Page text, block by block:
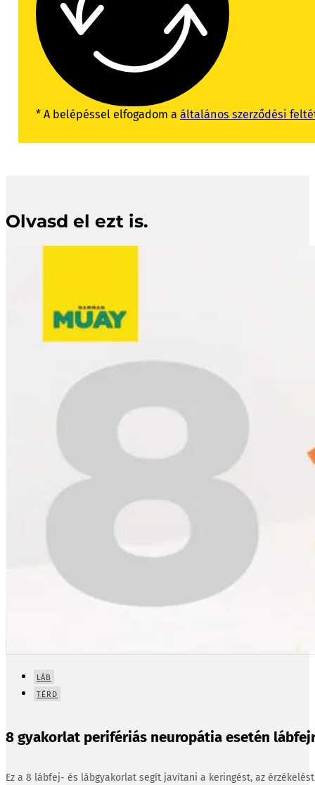
* A belépéssel elfogadom a általános szerződési
Olvasd el ezt is.
LÁB
TÉRD
8 gyakorlat perifériás neuropátia esetén
Ez a 8 lábfej- és lábgyakorlat segít javítani a keringést, az